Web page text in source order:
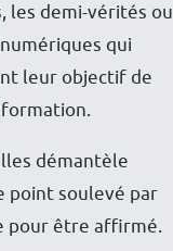
les demi-vérités ou
qui
leur objectif de
démantèle
point soulevé par
pour être affirmé.